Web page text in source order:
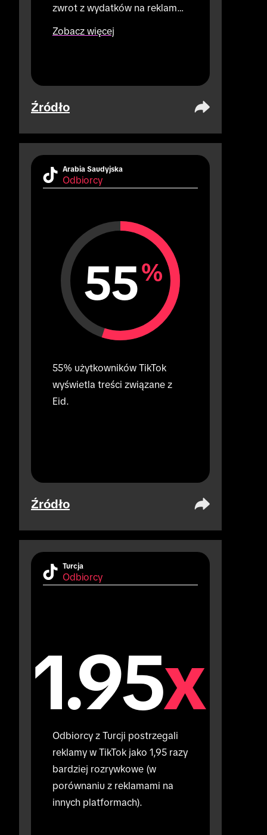
zwrot z wydatków na reklamę
Zobacz więcej
Źródło
Arabia Saudyjska
Odbiorcy
55%
55% użytkowników TikTok
wyświetla treści związane z
Eid.
Źródło
Turcja
Odbiorcy
1.95x
Odbiorcy z Turcji postrzegali
reklamy w TikTok jako 1,95 razy
bardziej rozrywkowe (w
porównaniu z reklamami na
innych platformach).